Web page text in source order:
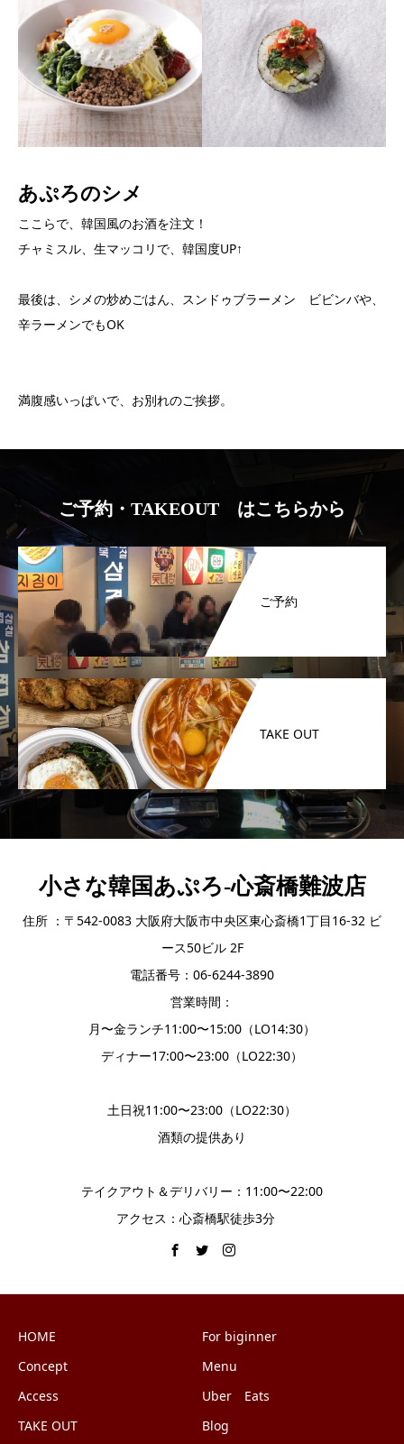
あぷろのシメ
ここらで、韓国風のお酒を注文！
チャミスル、生マッコリで、韓国度UP↑
最後は、シメの炒めごはん、スンドゥブラーメン ビビンバや、
辛ラーメンでもOK
満腹感いっぱいで、お別れのご挨拶。
ご予約・TAKEOUT はこちらから
ご予約
TAKE OUT
小さな韓国あぷろ-心斎橋難波店
住所 ：〒542-0083 大阪府大阪市中央区東心斎橋1丁目16-32 ビ
ース50ビル 2F
電話番号：06-6244-3890
営業時間：
月〜金ランチ11:00〜15:00（LO14:30）
ディナー17:00〜23:00（LO22:30）
土日祝11:00〜23:00（LO22:30）
酒類の提供あり
テイクアウト＆デリバリー：11:00〜22:00
アクセス：心斎橋駅徒歩3分
HOME
For biginner
Concept
Menu
Access
Uber Eats
TAKE OUT
Blog